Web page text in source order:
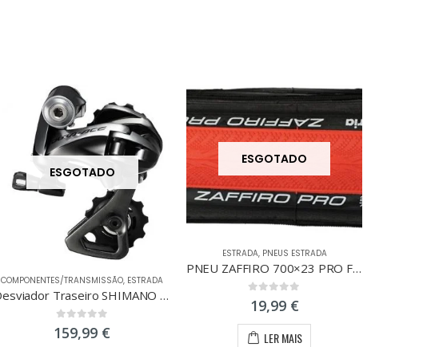
ESGOTADO
COMPONENTES/TRANSMISSÃO, ESTRADA
Desviador Traseiro SHIMANO DURA ACE 9000 2x11V Caixa Curta
0 out of 5
159,99 €
ESGOTADO
ESTRADA, PNEUS ESTRADA
PNEU ZAFFIRO 700×23 PRO FLEX VERMELHO
0out of 5
19,99 €
LER MAIS